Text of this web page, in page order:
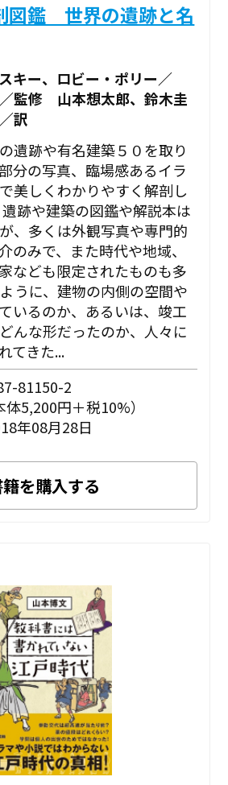
図鑑 世界の遺跡と名
キー、ロビー・ポリー／
監修 山本想太郎、鈴木圭
訳
遺跡や有名建築５０を取り
分の写真、臨場感あるイラ
美しくわかりやすく解剖し
跡や建築の図鑑や解説本は
、多くは外観写真や専門的
のみで、また時代や地域、
なども限定されたものも多
うに、建物の内側の空間や
いるのか、あるいは、竣工
んな形だったのか、人々に
てきた...
81150-2
5,200円＋税10%）
年08月28日
を購入する